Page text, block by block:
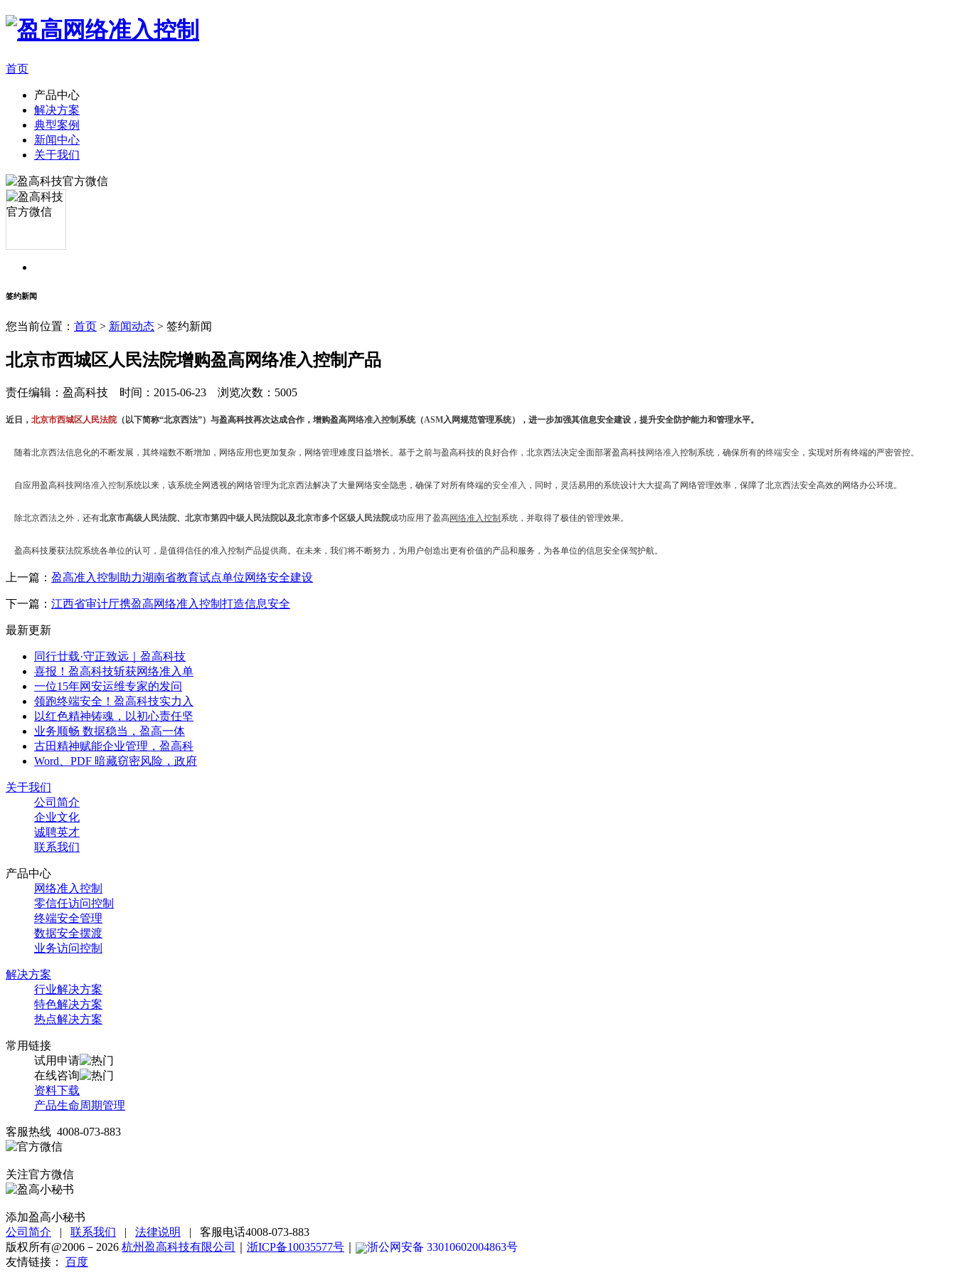
首页
产品中心
解决方案
典型案例
新闻中心
关于我们
签约新闻
您当前位置： 首页 > 新闻动态 > 签约新闻
北京市西城区人民法院增购盈高网络准入控制产品
责任编辑：盈高科技 时间：2015-06-23 浏览次数：5005
近日， 北京市西城区人民法院 （以下简称“北京西法”）与盈高科技再次达成合作，增购盈高网络准入控制 系统（ASM入网规范管理系统），进一步加强其信息安全建设，提升安全防护能力和管理水平。
随着北京西法信息化的不断发展，其终端数不断增加，网络应用也更加复杂，网络管理难度日益增长。基于之前与盈高科技的良好合作，北京西法决定全面部署盈高科技网络准入 控制系统，确保所有的终端安全 ，实现对所有终端的严密管控。
自应用盈高科技网络准入控制系统以来，该系统全网透视的网络管理为北京西法解决了大量网络安全隐患，确保了对所有终端的安全准入 ，同时，灵活易用的系统设计大大提高了网络管理效率，保障了北京西法安全高效的网络办公环境。
除北京西法之外，还有北京市高级人民法院、 北京市第四中级人民法院以及北京市多个区级人民法院成功应用了盈高网络准入控制系统，并取得了极佳的管理效果。
盈高科技屡获法院系统各单位的认可，是值得信任的准入控制产品提供商。在未来，我们将不断努力，为用户创造出更有价值的产品和服务，为各单位的信息安全保驾护航。
上一篇： 盈高准入控制助力湖南省教育试点单位网络安全建设
下一篇： 江西省审计厅携盈高网络准入控制打造信息安全
最新更新
同行廿载·守正致远｜盈高科技
喜报！盈高科技斩获网络准入单
一位15年网安运维专家的发问
领跑终端安全！盈高科技实力入
以红色精神铸魂，以初心责任坚
业务顺畅 数据稳当，盈高一体
古田精神赋能企业管理，盈高科
Word、PDF 暗藏窃密风险，政府
关于我们
公司简介
企业文化
诚聘英才
联系我们
产品中心
网络准入控制
零信任访问控制
终端安全管理
数据安全摆渡
业务访问控制
解决方案
行业解决方案
特色解决方案
热点解决方案
常用链接
试用申请
在线咨询
资料下载
产品生命周期管理
客服热线 4008-073-883
关注官方微信
添加盈高小秘书
公司简介 | 联系我们 | 法律说明 | 客服电话4008-073-883
版权所有@2006－2026 杭州盈高科技有限公司 浙ICP备10035577号
浙公网安备 33010602004863号
友情链接：
百度